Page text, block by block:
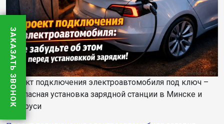
Проект подключения электроавтомобиля под ключ –
безопасная установка зарядной станции в Минске и
Беларуси
ЗАКАЗАТЬ ЗВОНОК